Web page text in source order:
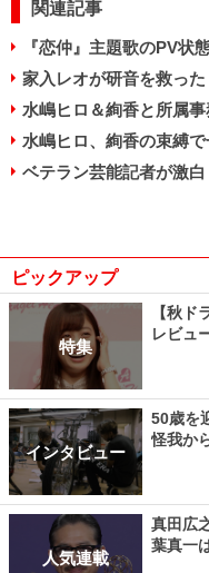
関連記事
『恋仲』主題歌のPV状
家入レオが研音を救った
水嶋ヒロ＆絢香と所属事務所の確執
水嶋ヒロ、絢香の束縛
ベテラン芸能記者が激白「故・吉
ピックアップ
特集
【秋
レビュ
インタビュー
50歳を
怪我か
人気連載
真田広
葉真一